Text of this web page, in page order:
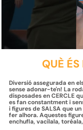
QUÈ
Diversió assegurada en
sense adonar-te'n! La
disposades en CERCLE
es fan constantment i
i figures de SALSA que
fer alhora. Aquestes
enchufla, vacílala,